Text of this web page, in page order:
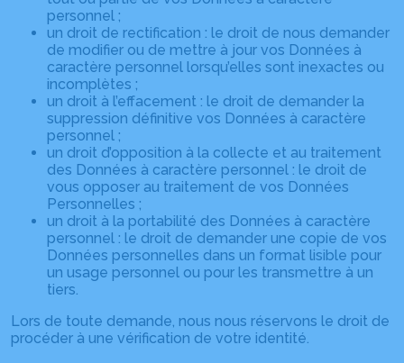
personnel ;
un droit de rectification : le droit de nous demander
de modifier ou de mettre à jour vos Données à
caractère personnel lorsqu’elles sont inexactes ou
incomplètes ;
un droit à l’effacement : le droit de demander la
suppression définitive vos Données à caractère
personnel ;
un droit d’opposition à la collecte et au traitement
des Données à caractère personnel : le droit de
vous opposer au traitement de vos Données
Personnelles ;
un droit à la portabilité des Données à caractère
personnel : le droit de demander une copie de vos
Données personnelles dans un format lisible pour
un usage personnel ou pour les transmettre à un
tiers.
Lors de toute demande, nous nous réservons le droit de
procéder à une vérification de votre identité.